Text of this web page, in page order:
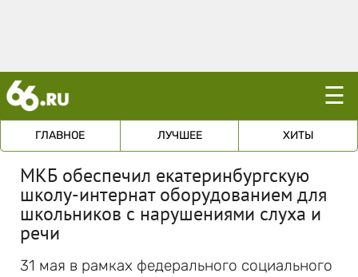
☰
ГЛАВНОЕ ЛУЧШЕЕ ХИТЫ
МКБ обеспечил екатеринбургскую
школу-интернат оборудованием для
школьников с нарушениями слуха и
речи
31 мая в рамках федерального социального